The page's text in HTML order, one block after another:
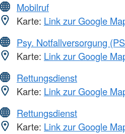
Mobilruf
Karte: Link zur Google
Psy. Notfallversorgung
Karte: Link zur Google
Rettungsdienst
Karte: Link zur Google
Rettungsdienst
Karte: Link zur Google